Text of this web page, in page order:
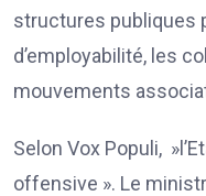
structures publiques
d’employabilité, les
mouvements
Selon Vox Populi,
offensive ». Le